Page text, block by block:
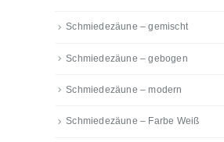
Schmiedezäune – gemischt
Schmiedezäune – gebogen
Schmiedezäune – modern
Schmiedezäune – Farbe Weiß